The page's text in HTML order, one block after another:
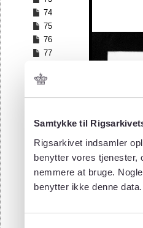
Samtykke til
Rigsarkivet indsamler
benytter vores tjenester,
nemmere at bruge.
benytter ikke denne
74
75
76
77
79
82
84
85
86
87
89